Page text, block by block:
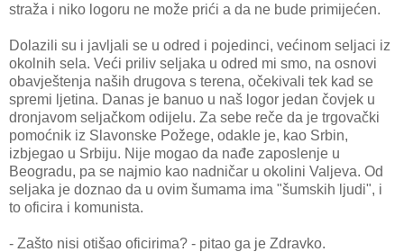
straža i niko logoru ne može prići a da ne bude primijećen.
Dolazili su i javljali se u odred i pojedinci, većinom seljaci iz
okolnih sela. Veći priliv seljaka u odred mi smo, na osnovi
obavještenja naših drugova s terena, očekivali tek kad se
spremi ljetina. Danas je banuo u naš logor jedan čovjek u
dronjavom seljačkom odijelu. Za sebe reče da je trgovački
pomoćnik iz Slavonske Požege, odakle je, kao Srbin,
izbjegao u Srbiju. Nije mogao da nađe zaposlenje u
Beogradu, pa se najmio kao nadničar u okolini Valjeva. Od
seljaka je doznao da u ovim šumama ima "šumskih ljudi", i
to oficira i komunista.
- Zašto nisi otišao oficirima? - pitao ga je Zdravko.